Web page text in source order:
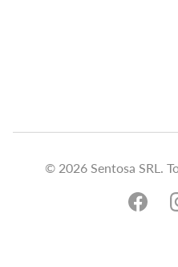
© 2026 Sentosa SRL.